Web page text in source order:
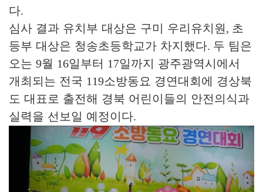
다.
심사 결과 유치부 대상은 구미 우리유치원 , 초
등부 대상은 청송초등학교가 차지했다. 두 팀은
오는 9월 16일부터 17일까지 광주광역시에서
개최되는 전국 119소방동요 경연대회에 경상북
도 대표로 출전해 경북 어린이들의 안전의식과
실력을 선보일 예정이다.